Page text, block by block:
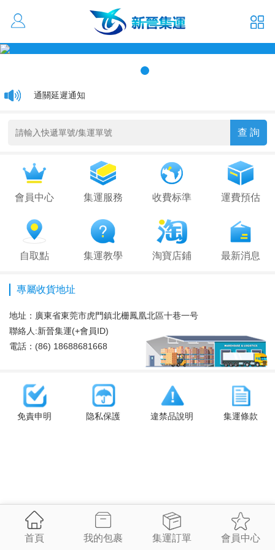
通關延遲通知
會員中心 集運服務 收費标準 運費預估
自取點 集運教學 淘寶店鋪 最新消息
專屬收貨地址
地址： 廣東省東莞市虎門鎮北栅鳳凰北區十巷一号
聯絡人:新晉集運(+會員ID)
電話：(86) 18688681668
免責申明 隐私保護 違禁品說明 集運條款
首頁 我的包裹 集運訂單 會員中心